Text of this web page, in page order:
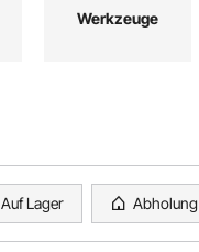
Werkzeuge
Auf Lager Abholung